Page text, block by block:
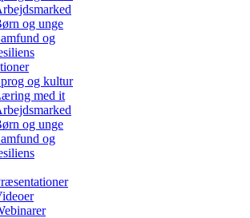
og unge
og
og kultur
med it
og unge
og